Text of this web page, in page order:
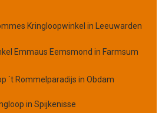
Kringloopwinkel in Leeuwarden
Emmaus Eemsmond in Farmsum
`t Rommelparadijs in Obdam
in Spijkenisse